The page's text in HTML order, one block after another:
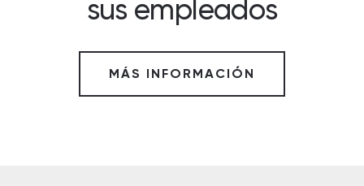
sus empleados
MÁS INFORMACIÓN